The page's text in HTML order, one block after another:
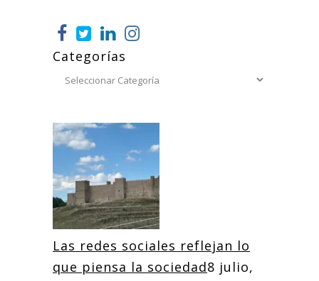
Categorías
Las redes sociales reflejan lo
que piensa la sociedad8 julio,